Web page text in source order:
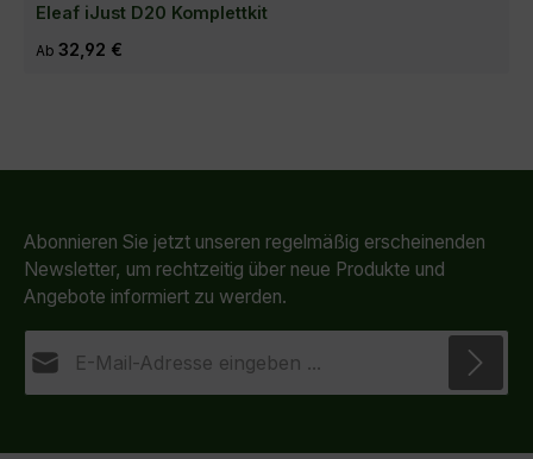
Eleaf iJust D20 Komplettkit
Regulärer Preis:
Ab32,92 €
Abonnieren Sie jetzt unseren regelmäßig erscheinenden
Newsletter, um rechtzeitig über neue Produkte und
Angebote informiert zu werden.